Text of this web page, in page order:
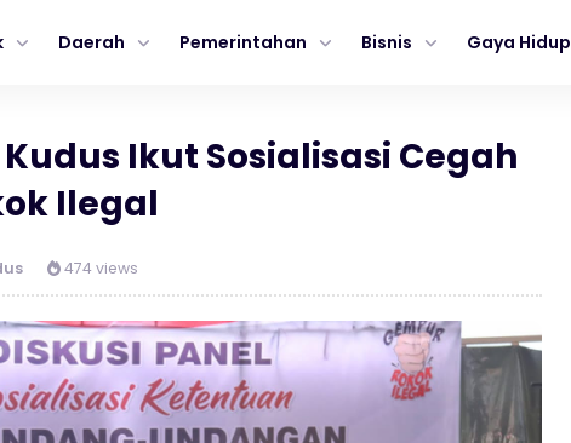
Daerah Pemerintahan Bisnis Gaya Hidup
Kudus Ikut Sosialisasi Cegah
Ilegal
474 views